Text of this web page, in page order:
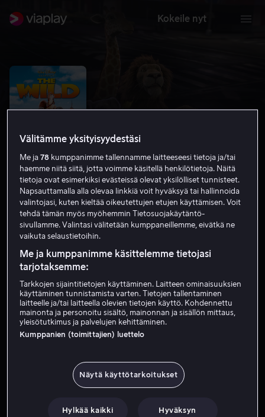
Kokeile nyt
Aivan villit
Perhe-elokuva Lapsille
HD
Vuokraa 4,49 €
Osta 14,99 €
Päivisin New York Zoo näyttää ihan tavalliselta
Päivisin New York Zoo näyttää ihan tavalliselta
eläintarhalta. Mutta iltaisin, paikan ottavat haltuunsa
sekä Late-käärme ja muut eläimet!
Välitämme yksityisyydestäsi
Me ja78 kumppanimme tallennamme laitteeseesi tietoja ja/tai
haemme niitä siitä, jotta voimme käsitellä henkilötietoja. Näitä
tietoja ovat esimerkiksi evästeissä olevat yksilölliset tunnisteet.
Napsauttamalla alla olevaa linkkiä voit hyväksyä tai hallinnoida
valintojasi, kuten kieltää oikeutettujen etujen käyttämisen. Voit
tehdä tämän myös myöhemmin Tietosuojakäytäntö-
sivullamme. Valintasi välitetään kumppaneillemme, eivätkä ne
vaikuta selaustietoihin.
Me ja kumppanimme käsittelemme tietojasi
tarjotaksemme:
Tarkkojen sijaintitietojen käyttäminen. Laitteen ominaisuuksien
käyttäminen tunnistamista varten. Tietojen tallentaminen
laitteelle ja/tai laitteella olevien tietojen käyttö. Kohdennettu
mainonta ja personoitu sisältö, mainonnan ja sisällön mittaus,
yleisötutkimus ja palvelujen kehittäminen.
Kumppanien (toimittajien) luettelo
Näytä käyttötarkoitukset
Hylkää kaikki Hyväksyn